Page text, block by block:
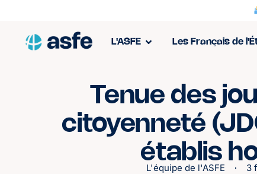
L'ASFE Les Français de
Tenue des
citoyenneté
établis
L'équipe de l'ASFE 3